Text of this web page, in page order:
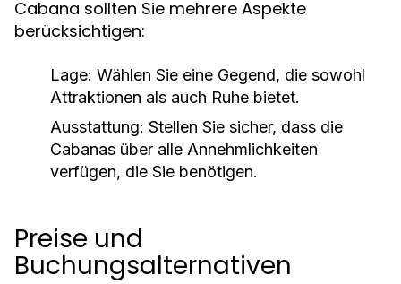
Cabana sollten Sie mehrere Aspekte
berücksichtigen:
Lage: Wählen Sie eine Gegend, die sowohl
Attraktionen als auch Ruhe bietet.
Ausstattung: Stellen Sie sicher, dass die
Cabanas über alle Annehmlichkeiten
verfügen, die Sie benötigen.
Preise und
Buchungsalternativen